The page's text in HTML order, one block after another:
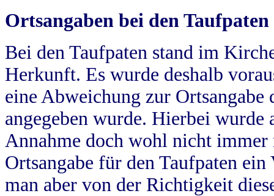
Ortsangaben bei den Taufpaten
Bei den Taufpaten stand im
Herkunft. Es wurde deshalb
eine Abweichung zur
angegeben wurde. Hierbei wurde
Annahme doch wohl nicht
Ortsangabe für den Taufpaten
man aber von der Richtigkeit